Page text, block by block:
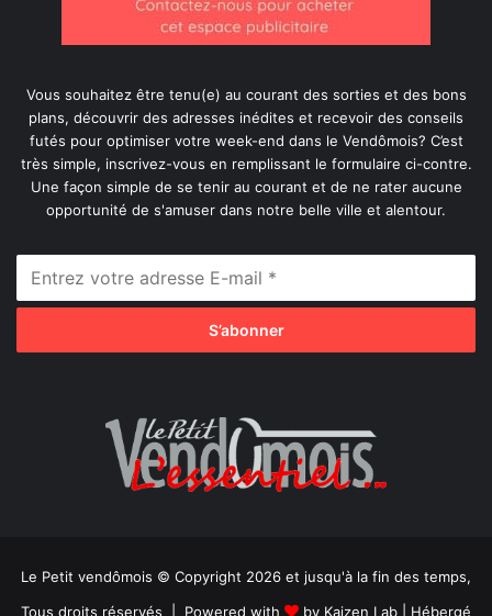
Vous souhaitez être tenu(e) au courant des sorties et des bons
plans, découvrir des adresses inédites et recevoir des conseils
futés pour optimiser votre week-end dans le Vendômois? C’est
très simple, inscrivez-vous en remplissant le formulaire ci-contre.
Une façon simple de se tenir au courant et de ne rater aucune
opportunité de s'amuser dans notre belle ville et alentour.
Le Petit vendômois © Copyright 2026 et jusqu'à la fin des temps,
Tous droits réservés | Powered with
by Kaizen Lab | Hébergé